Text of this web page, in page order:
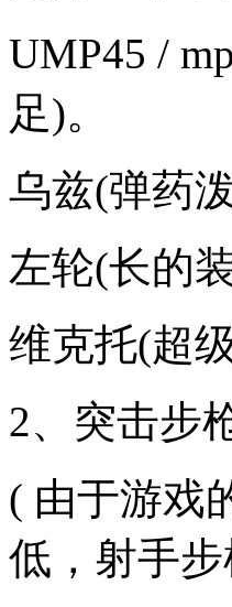
UMP45 /
足)。
乌兹(弹药
左轮(长的
维克托(超
2、突击步
( 由于游戏
低，射手